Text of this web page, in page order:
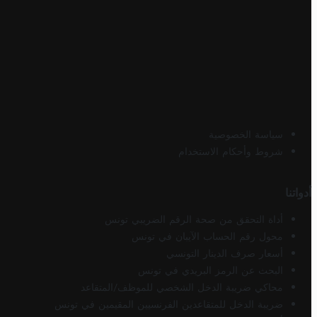
سياسة الخصوصية
شروط وأحكام الاستخدام
أدواتنا
أداة التحقق من صحة الرقم الضريبي تونس
محول رقم الحساب الآيبان في تونس
أسعار صرف الدينار التونسي
البحث عن الرمز البريدي في تونس
محاكي ضريبة الدخل الشخصي للموظف/المتقاعد
ضريبة الدخل للمتقاعدين الفرنسيين المقيمين في تونس